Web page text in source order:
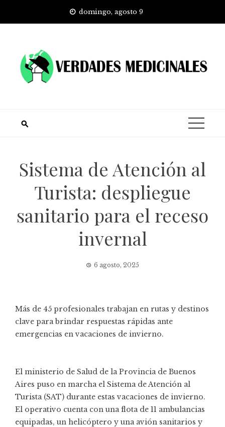
domingo, agosto 9
Sistema de Atención al
Turista: despliegue
sanitario para el receso
invernal
6 agosto, 2025
Más de 45 profesionales trabajan en rutas y destinos
clave para brindar respuestas rápidas ante
emergencias en vacaciones de invierno.
El ministerio de Salud de la Provincia de Buenos
Aires puso en marcha el Sistema de Atención al
Turista (SAT) durante estas vacaciones de invierno.
El operativo cuenta con una flota de 11 ambulancias
equipadas, un helicóptero y una avión sanitarios y